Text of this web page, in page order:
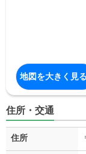
地図を大きく見る
住所・交通
住所